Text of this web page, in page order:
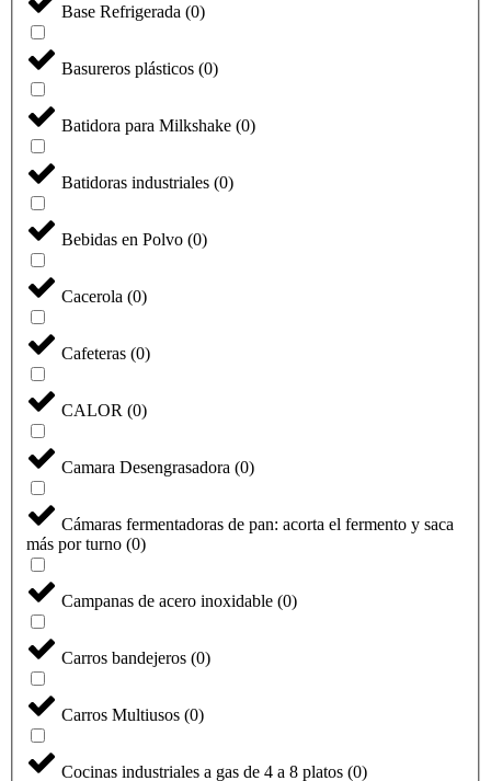
Base Refrigerada (0)
Basureros plásticos (0)
Batidora para Milkshake (0)
Batidoras industriales (0)
Bebidas en Polvo (0)
Cacerola (0)
Cafeteras (0)
CALOR (0)
Camara Desengrasadora (0)
Cámaras fermentadoras de pan: acorta el fermento y saca
más por turno (0)
Campanas de acero inoxidable (0)
Carros bandejeros (0)
Carros Multiusos (0)
Cocinas industriales a gas de 4 a 8 platos (0)